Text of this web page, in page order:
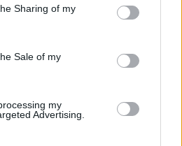
Sharing of my
Sale of my
my
Advertising.